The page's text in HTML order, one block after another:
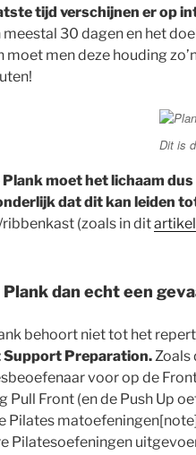
tijd verschijnen er op
meestal 30 dagen en het
moet men deze houding
Dit is
Plank moet het lichaam
dat dit kan leiden
(zoals in ditartikel
Plank dan echt een
behoort niet tot het
Support Preparation.Zoals
voor op de
Pull Front (en de Push Up
Pilates
Pilatesoefeningen